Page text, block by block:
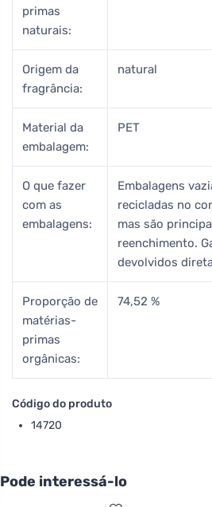
primas
naturais:
Origem da
fragrância:
natural
Material da
embalagem:
PET
O que fazer
com as
embalagens:
Embalagens
recicladas no
mas são
reenchimento.
devolvidos
Proporção de
matérias-
primas
orgânicas:
74,52 %
Código do produto
14720
Pode interessá-lo